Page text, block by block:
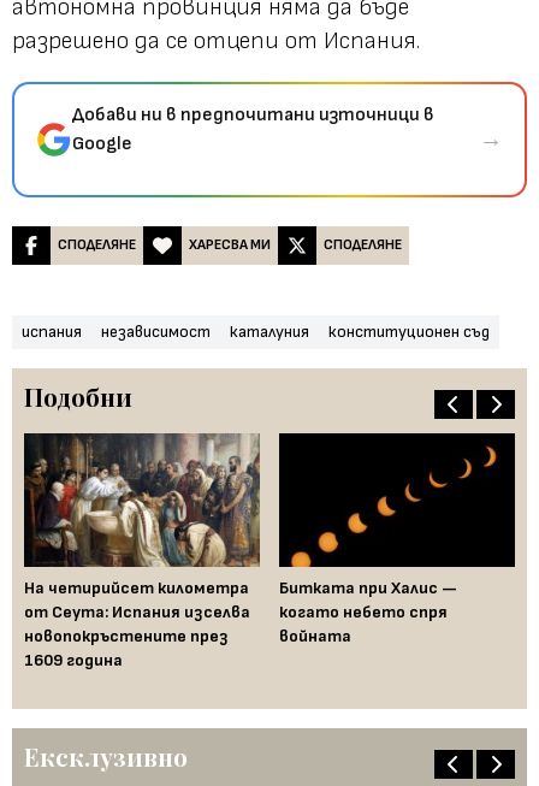
автономна провинция няма да бъде
разрешено да се отцепи от Испания.
Добави ни в предпочитани източници в
Google
→
СПОДЕЛЯНЕ ХАРЕСВА МИ СПОДЕЛЯНЕ
испания независимост каталуния конституционен съд
Подобни
На четирийсет километра
от Сеута: Испания изселва
новопокръстените през
1609 година
Битката при Халис —
когато небето спря
войната
Ексклузивно